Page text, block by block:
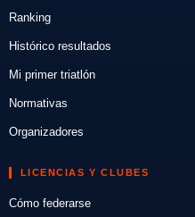
Ranking
Histórico resultados
Mi primer triatlón
Normativas
Organizadores
LICENCIAS Y CLUBES
Cómo federarse